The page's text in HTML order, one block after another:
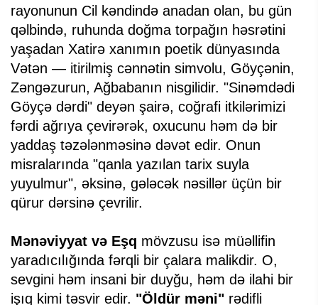
rayonunun Cil kəndində anadan olan, bu gün
qəlbində, ruhunda doğma torpağın həsrətini
yaşadan Xatirə xanımın poetik dünyasında
Vətən — itirilmiş cənnətin simvolu, Göyçənin,
Zəngəzurun, Ağbabanın nisgilidir. "Sinəmdədi
Göyçə dərdi" deyən şairə, coğrafi itkilərimizi
fərdi ağrıya çevirərək, oxucunu həm də bir
yaddaş təzələnməsinə dəvət edir. Onun
misralarında "qanla yazılan tarix suyla
yuyulmur", əksinə, gələcək nəsillər üçün bir
qürur dərsinə çevrilir.
Mənəviyyat və Eşq mövzusu isə müəllifin
yaradıcılığında fərqli bir çalara malikdir. O,
sevgini həm insani bir duyğu, həm də ilahi bir
işıq kimi təsvir edir. "Öldür məni" rədifli